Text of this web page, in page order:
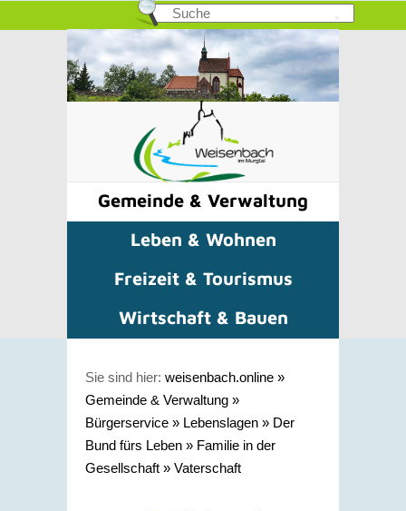
Gemeinde & Verwaltung
Leben & Wohnen
Freizeit & Tourismus
Wirtschaft & Bauen
Sie sind hier: weisenbach.online »
Gemeinde & Verwaltung »
Bürgerservice » Lebenslagen » Der
Bund fürs Leben » Familie in der
Gesellschaft » Vaterschaft